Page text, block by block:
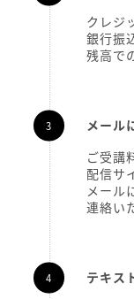
クレジ
銀行振
残高で
メール
ご受講
配信サ
メール
連絡い
テキス